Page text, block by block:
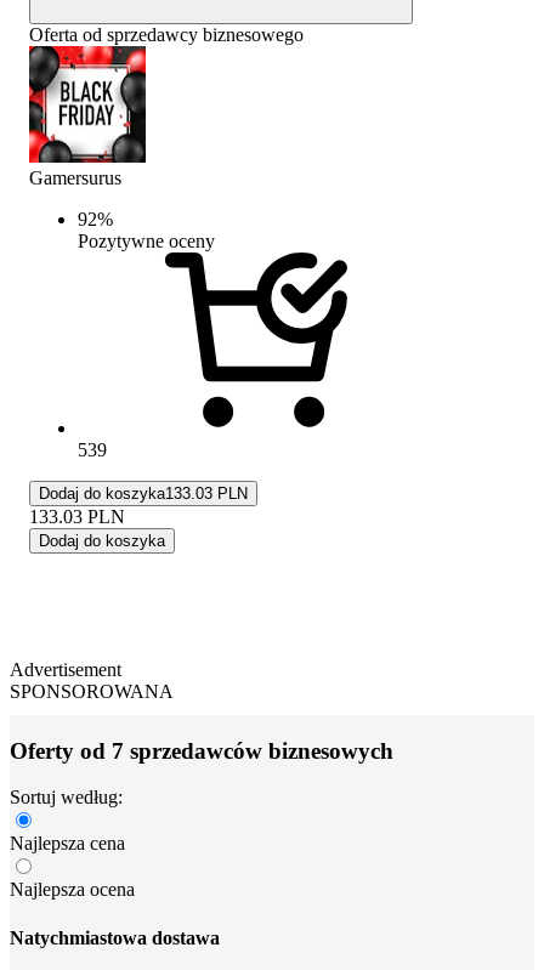
Oferta od sprzedawcy biznesowego
Gamersurus
92%
Pozytywne oceny
539
Dodaj do koszyka133.03 PLN
133.03 PLN
Dodaj do koszyka
Advertisement
SPONSOROWANA
Oferty od 7 sprzedawców biznesowych
Sortuj według:
Najlepsza cena
Najlepsza ocena
Natychmiastowa dostawa